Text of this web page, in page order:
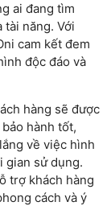
ai đang tìm
năng. Với
cam kết đem
độc đáo và
hàng sẽ được
hành tốt,
về việc hình
gian sử dụng.
trợ khách hàng
cách và ý